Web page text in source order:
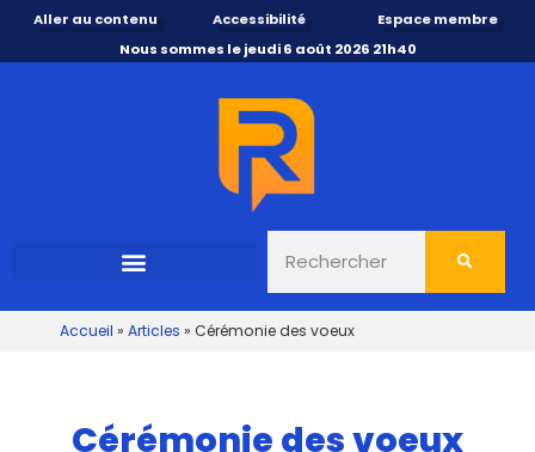
Aller au contenu Accessibilité
Espace membre
Nous sommes le jeudi 6 août 2026 21h40
Accueil » Articles » Cérémonie des voeux
Cérémonie des voeux